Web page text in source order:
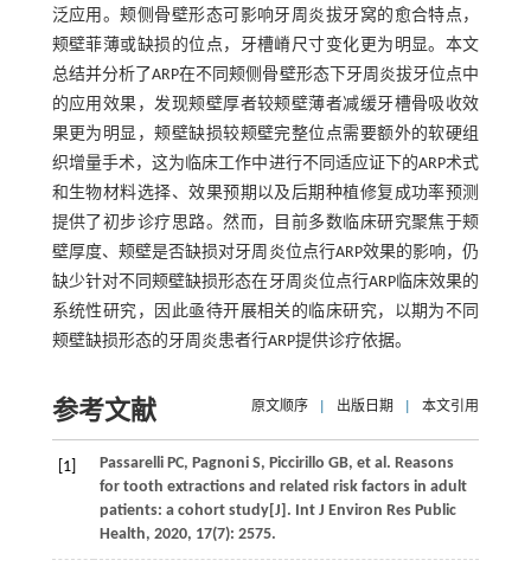
泛应用。颊侧骨壁形态可影响牙周炎拔牙窝的愈合特点，
颊壁菲薄或缺损的位点，牙槽嵴尺寸变化更为明显。本文
总结并分析了ARP在不同颊侧骨壁形态下牙周炎拔牙位点中
的应用效果，发现颊壁厚者较颊壁薄者减缓牙槽骨吸收效
果更为明显，颊壁缺损较颊壁完整位点需要额外的软硬组
织增量手术，这为临床工作中进行不同适应证下的ARP术式
和生物材料选择、效果预期以及后期种植修复成功率预测
提供了初步诊疗思路。然而，目前多数临床研究聚焦于颊
壁厚度、颊壁是否缺损对牙周炎位点行ARP效果的影响，仍
缺少针对不同颊壁缺损形态在牙周炎位点行ARP临床效果的
系统性研究，因此亟待开展相关的临床研究，以期为不同
颊壁缺损形态的牙周炎患者行ARP提供诊疗依据。
参考文献 原文顺序 出版日期 本文引用
[1] Passarelli PC, Pagnoni S, Piccirillo GB, et al. Reasons
for tooth extractions and related risk factors in adult
patients: a cohort study[J]. Int J Environ Res Public
Health, 2020, 17(7): 2575.